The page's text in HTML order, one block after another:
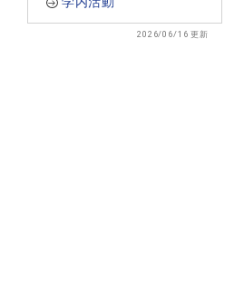
2026/06/16 更新